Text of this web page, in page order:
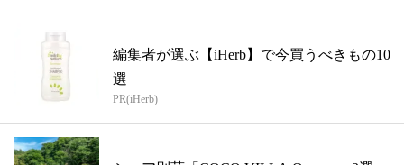
編集者が選ぶ【iHerb】で今買うべきもの10
選
PR(iHerb)